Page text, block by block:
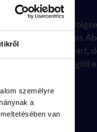
személyre
a
van
Das
Ende des
garantiert,
Rätsel gibt